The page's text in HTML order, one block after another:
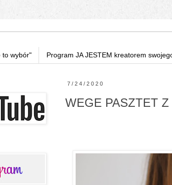
to wybór" Program JA JESTEM kreatorem
7/24/2020
WEGE PASZTET